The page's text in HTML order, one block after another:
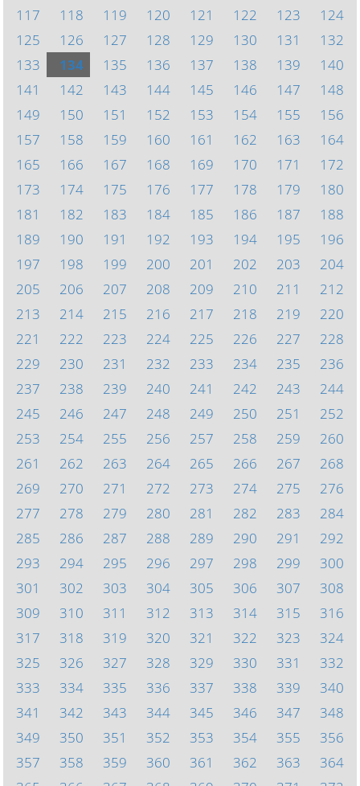
117
118 119 120 121 122 123
124
125
126 127 128 129 130 131
132
133
134 135 136 137 138 139
140
141
142 143 144 145 146 147
148
149
150 151 152 153 154 155
156
157
158 159 160 161 162 163
164
165
166 167 168 169 170 171
172
173
174 175 176 177 178 179
180
181
182 183 184 185 186 187
188
189
190 191 192 193 194 195
196
197
198 199 200 201 202 203
204
205
206 207 208 209 210 211
212
213
214 215 216 217 218 219
220
221
222 223 224 225 226 227
228
229
230 231 232 233 234 235
236
237
238 239 240 241 242 243
244
245
246 247 248 249 250 251
252
253
254 255 256 257 258 259
260
261
262 263 264 265 266 267
268
269
270 271 272 273 274 275
276
277
278 279 280 281 282 283
284
285
286 287 288 289 290 291
292
293
294 295 296 297 298 299
300
301
302 303 304 305 306 307
308
309
310 311 312 313 314 315
316
317
318 319 320 321 322 323
324
325
326 327 328 329 330 331
332
333
334 335 336 337 338 339
340
341
342 343 344 345 346 347
348
349
350 351 352 353 354 355
356
357
358 359 360 361 362 363
364